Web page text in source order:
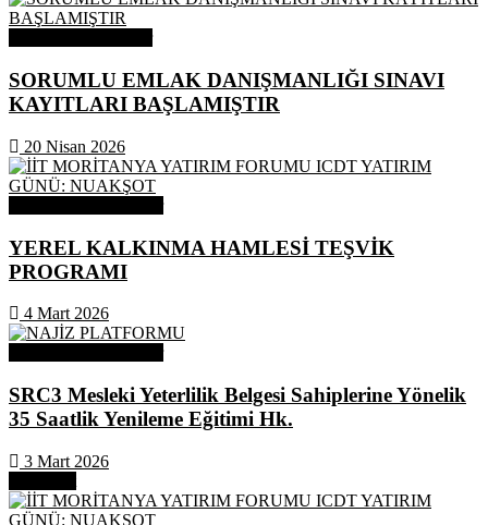
SORUMLU EMLAK DANIŞMANLIĞI SINAVI
KAYITLARI BAŞLAMIŞTIR
20 Nisan 2026
YEREL KALKINMA HAMLESİ TEŞVİK
PROGRAMI
4 Mart 2026
SRC3 Mesleki Yeterlilik Belgesi Sahiplerine Yönelik
35 Saatlik Yenileme Eğitimi Hk.
3 Mart 2026